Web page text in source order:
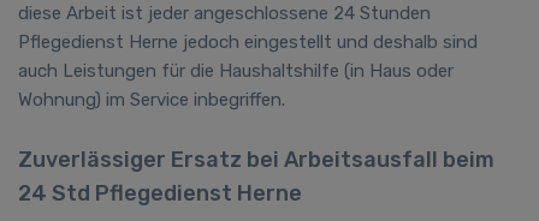
diese Arbeit ist jeder angeschlossene 24 Stunden
Pflegedienst Herne jedoch eingestellt und deshalb sind
auch Leistungen für die Haushaltshilfe (in Haus oder
Wohnung) im Service inbegriffen.
Zuverlässiger Ersatz bei Arbeitsausfall beim
24 Std Pflegedienst Herne